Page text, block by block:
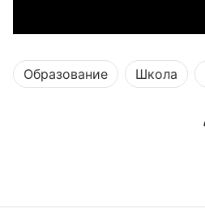
Образование Школа